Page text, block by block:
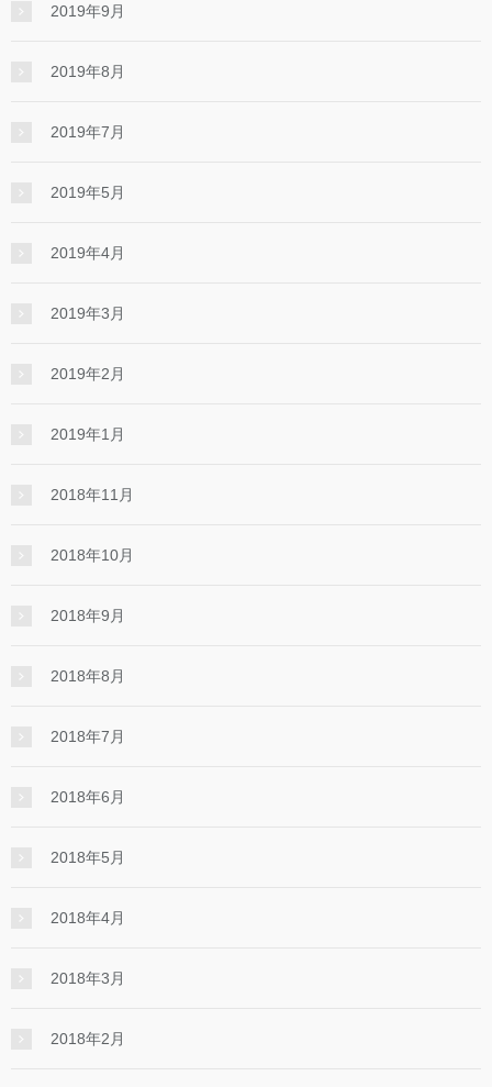
2019年9月
2019年8月
2019年7月
2019年5月
2019年4月
2019年3月
2019年2月
2019年1月
2018年11月
2018年10月
2018年9月
2018年8月
2018年7月
2018年6月
2018年5月
2018年4月
2018年3月
2018年2月